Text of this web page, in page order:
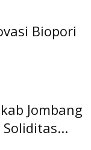
Biopori
Jombang